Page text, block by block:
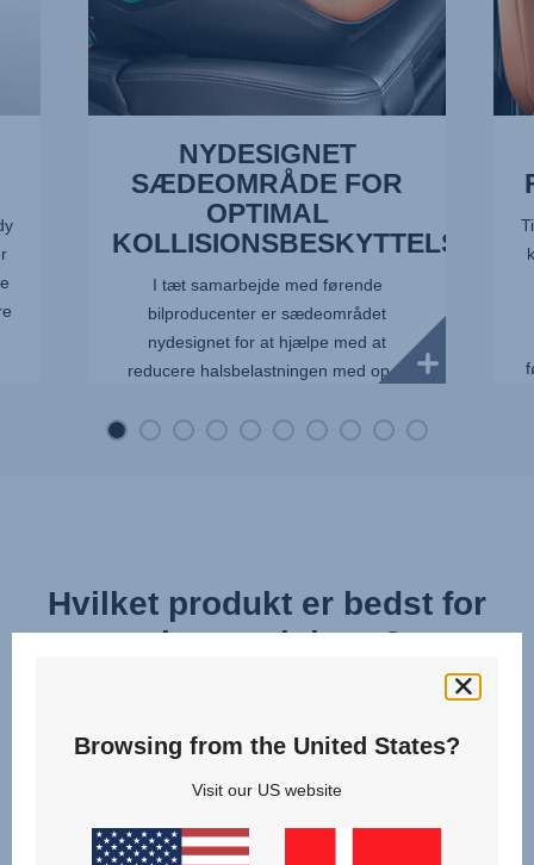
NYDESIGNET
SÆDEOMRÅDE FOR
OPTIMAL
KOLLISIONSBESKYTTELSE
I tæt samarbejde med førende
bilproducenter er sædeområdet
nydesignet for at hjælpe med at
reducere halsbelastningen med op til
en Q10-dummy, der repræsenterer et
Hvilket produkt er bedst for
mig og mit barn?
Opdag og sammenlign modellerne af vores
KIDFIX CHILD CAR SEATS,
og find det rigtige produkt til din familie!
Browsing from the United States?
Visit our US website